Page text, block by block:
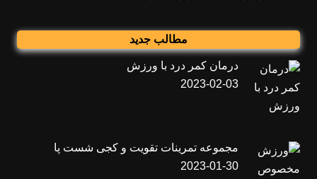
مطالب جدید
درمان کمر درد با ورزش
2023-02-03
مجموعه تمرینات تقویت و کجی شست پا
2023-01-30